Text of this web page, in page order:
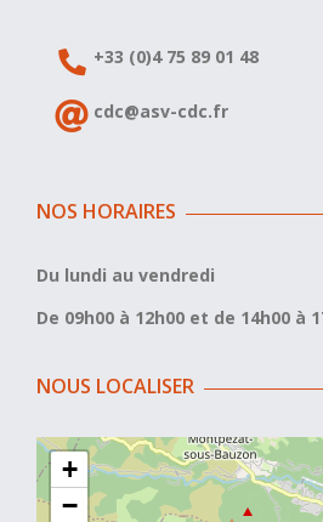
+33 (0)4 75 89 01 48
cdc@asv-cdc.fr
NOS HORAIRES
Du lundi au vendredi
De 09h00 à 12h00 et de 14h00 à
NOUS LOCALISER
+
−